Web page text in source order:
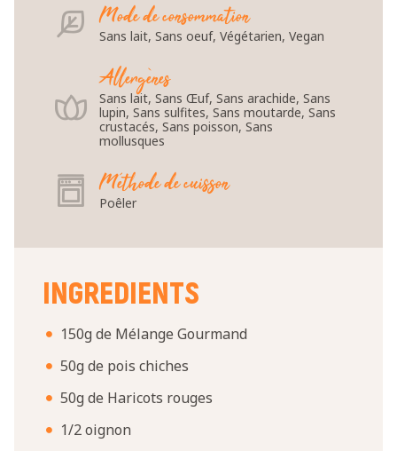
Mode de consommation
Sans lait, Sans oeuf, Végétarien, Vegan
Allergènes
Sans lait, Sans Œuf, Sans arachide, Sans
lupin, Sans sulfites, Sans moutarde, Sans
crustacés, Sans poisson, Sans
mollusques
Méthode de cuisson
Poêler
INGREDIENTS
150g de Mélange Gourmand
50g de pois chiches
50g de Haricots rouges
1/2 oignon